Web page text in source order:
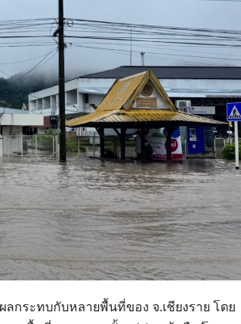
กระทบกับหลายพื้นที่ของ จ.เชียงราย โดย